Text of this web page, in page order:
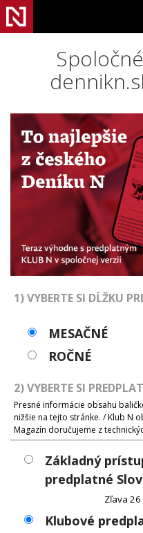
1) VYBERTE SI DĹŽKU
MESAČNÉ
ROČNÉ
2) VYBERTE SI
Presné informácie obsahu
nižšie na tejto stránke. / Klub N
Magazín doručujeme z
Základný
predplatné
Zľava 26
Klubové